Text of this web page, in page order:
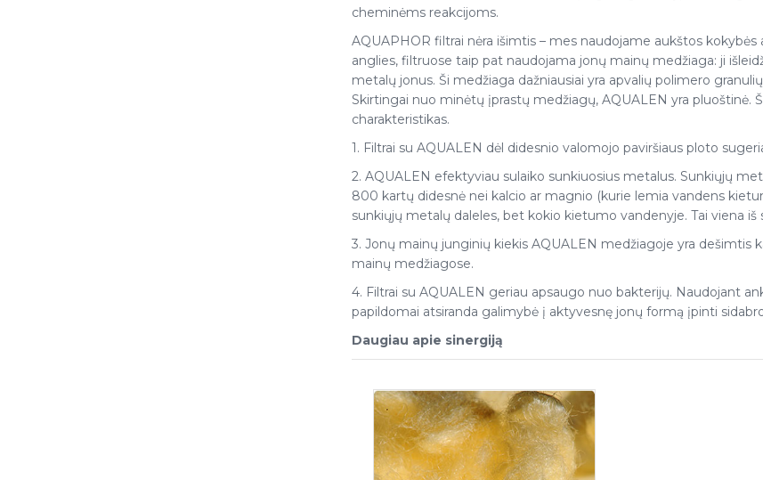
cheminėms reakcijoms.
AQUAPHOR filtrai nėra išimtis – mes naudojame aukštos
anglies, filtruose taip pat naudojama jonų mainų medžiaga: ji
metalų jonus. Ši medžiaga dažniausiai yra apvalių polimero
Skirtingai nuo minėtų įprastų medžiagų, AQUALEN yra pluoštinė.
charakteristikas.
1. Filtrai su AQUALEN dėl didesnio valomojo paviršiaus ploto
2. AQUALEN efektyviau sulaiko sunkiuosius metalus. Sunkiųjų
800 kartų didesnė nei kalcio ar magnio (kurie lemia vandens
sunkiųjų metalų daleles, bet kokio kietumo vandenyje. Tai viena iš
3. Jonų mainų junginių kiekis AQUALEN medžiagoje yra
mainų medžiagose.
4. Filtrai su AQUALEN geriau apsaugo nuo bakterijų. Naudojant
papildomai atsiranda galimybė į aktyvesnę jonų formą įpinti
Daugiau apie sinergiją